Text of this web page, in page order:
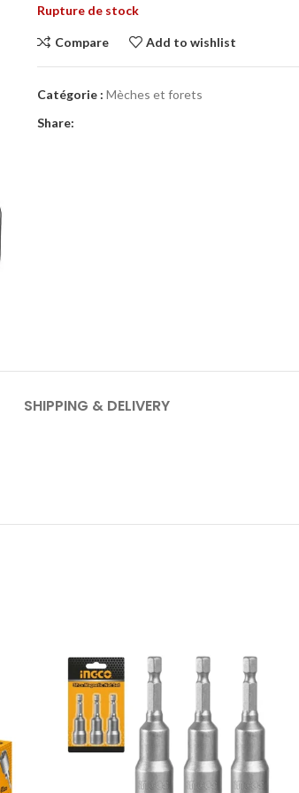
Rupture de stock
Compare Add to wishlist
Catégorie : Mèches et forets
Share:
SHIPPING & DELIVERY